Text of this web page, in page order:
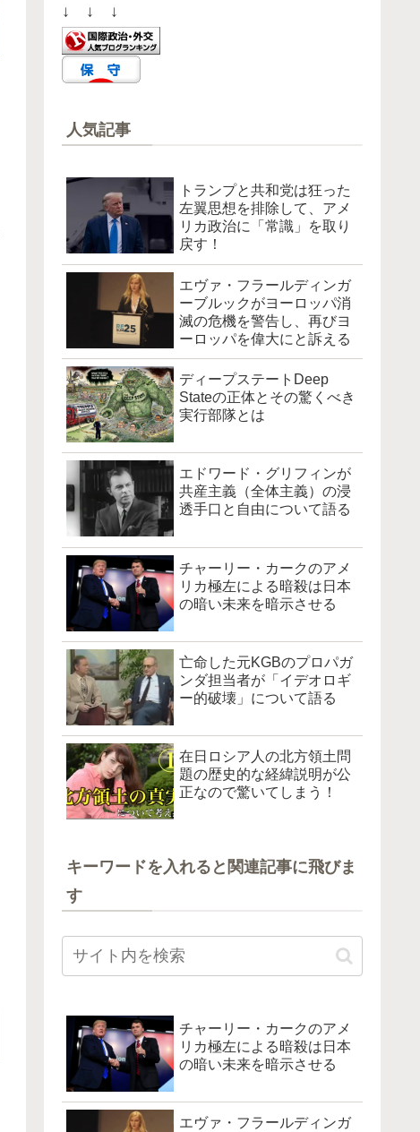
↓ ↓ ↓
人気記事
トランプと共和党は狂った
左翼思想を排除して、アメ
リカ政治に「常識」を取り
戻す！
エヴァ・フラールディンガ
ーブルックがヨーロッパ消
滅の危機を警告し、再びヨ
ーロッパを偉大にと訴える
ディープステートDeep
Stateの正体とその驚くべき
実行部隊とは
エドワード・グリフィンが
共産主義（全体主義）の浸
透手口と自由について語る
チャーリー・カークのアメ
リカ極左による暗殺は日本
の暗い未来を暗示させる
亡命した元KGBのプロパガ
ンダ担当者が「イデオロギ
ー的破壊」について語る
在日ロシア人の北方領土問
題の歴史的な経緯説明が公
正なので驚いてしまう！
キーワードを入れると関連記事に飛びま
す
チャーリー・カークのアメ
リカ極左による暗殺は日本
の暗い未来を暗示させる
エヴァ・フラールディンガ